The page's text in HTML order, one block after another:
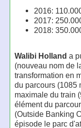
2016:
2017:
2018:
Walibi Holland a
(nouveau nom de
transformation en
du parcours (1085
maximale du train
élément du
(Outside Banking
épisode le parc